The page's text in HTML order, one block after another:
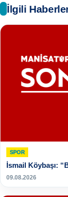
İlgili
SPOR
İsmail Köybaşı:
09.08.2026